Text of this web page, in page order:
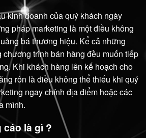
kinh doanh của quý khách ngày
pháp marketing là một điều không
bá thương hiệu. Kể cả những
trình bán hàng đều muốn tiếp
Khi khách hàng lên kế hoạch cho
rôn là điều không thể thiếu khi quý
ngay chính địa điểm hoặc các
mình.
cáo là gì ?